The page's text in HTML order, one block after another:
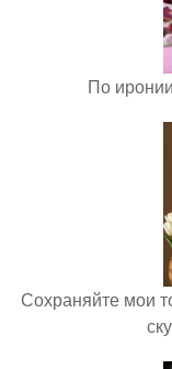
По
Сохраняйте мои